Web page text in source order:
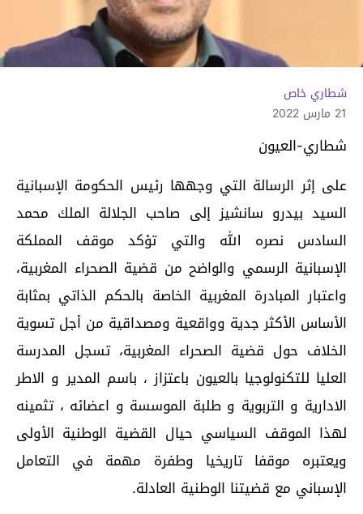
شطاري خاص
21 مارس 2022
شطاري-العيون
على إثر الرسالة التي وجهها رئيس الحكومة الإسبانية
السيد بيدرو سانشيز إلى صاحب الجلالة الملك محمد
السادس نصره الله والتي تؤكد موقف المملكة
الإسبانية الرسمي والواضح من قضية الصحراء المغربية،
واعتبار المبادرة المغربية الخاصة بالحكم الذاتي بمثابة
الأساس الأكثر جدية وواقعية ومصداقية من أجل تسوية
الخلاف حول قضية الصحراء المغربية، تسجل المدرسة
العليا للتكنولوجيا بالعيون باعتزاز ، باسم المدير و الاطر
الادارية و التربوية و طلبة الموسسة و اعضائه ، تثمينه
لهذا الموقف السياسي حيال القضية الوطنية الأولى
ويعتبره موقفا تاريخيا وطفرة مهمة في التعامل
الإسباني مع قضيتنا الوطنية العادلة.